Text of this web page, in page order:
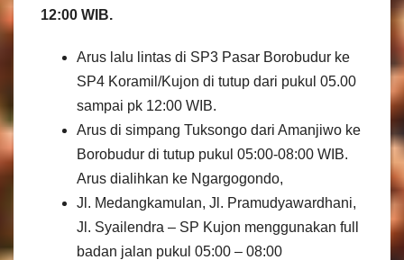
12:00 WIB.
Arus lalu lintas di SP3 Pasar Borobudur ke
SP4 Koramil/Kujon di tutup dari pukul 05.00
sampai pk 12:00 WIB.
Arus di simpang Tuksongo dari Amanjiwo ke
Borobudur di tutup pukul 05:00-08:00 WIB.
Arus dialihkan ke Ngargogondo,
Jl. Medangkamulan, Jl. Pramudyawardhani,
Jl. Syailendra – SP Kujon menggunakan full
badan jalan pukul 05:00 – 08:00